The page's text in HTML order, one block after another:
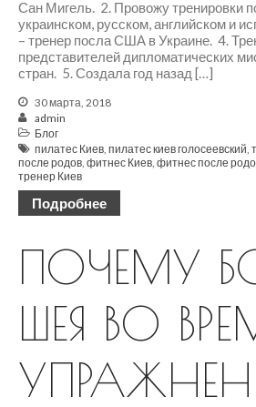
Сан Мигель. 2. Провожу тренировки
украинском, русском, английском и
– тренер посла США в Украине. 4.
представителей дипломатических
стран. 5. Создала год назад […]
30 марта, 2018
admin
Блог
пилатес Киев пилатес киев голосеевский
после родов фитнес Киев фитнес после
тренер Киев
Подробнее
ПОЧЕМУ
ШЕЯ ВО